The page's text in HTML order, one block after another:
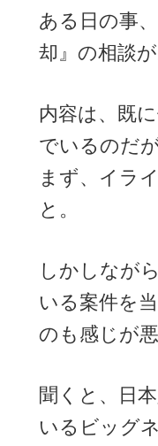
ある日の事
却』の相談が
内容は、既
でいるのだ
まず、イラ
と。
しかしなが
いる案件を
のも感じが悪
聞くと、日
いるビッグ